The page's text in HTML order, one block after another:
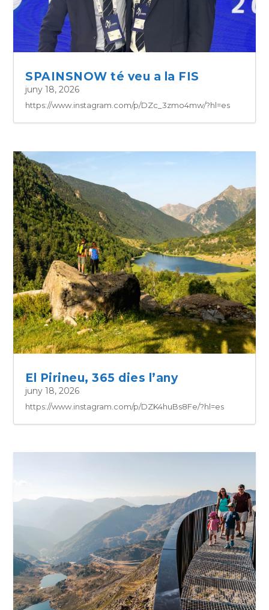
SPAINSNOW té veu a la FIS
juny 18, 2026
https://www.instagram.com/p/DZc_3zmo4mw/?hl=es
El Pirineu, 365 dies l’any
juny 18, 2026
https://www.instagram.com/p/DZK4huBs8Fe/?hl=es